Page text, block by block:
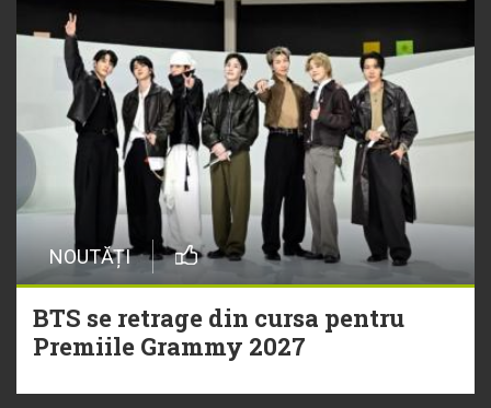
NOUTĂȚI
BTS se retrage din cursa pentru
Premiile Grammy 2027